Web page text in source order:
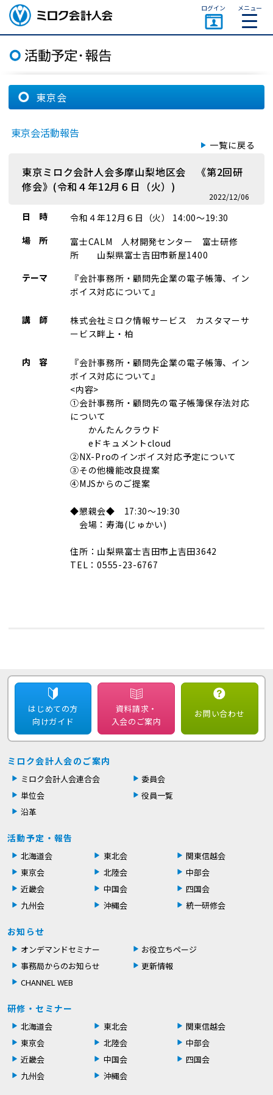
ミロク会計人会 MIROKU
ACCOUNTING PERSON
ASSOCIATION
ログイン メニュー
東京会
東京会活動報告
一覧に戻る
東京ミロク会計人会多摩山梨地区会 《第2回研
修会》(令和４年12月６日（火）)
2022/12/06
日 時
令和４年12月６日（火） 14:00～19:30
場 所
富士CALM 人材開発センター 富士研修
所 山梨県富士吉田市新屋1400
テーマ
『会計事務所・顧問先企業の電子帳簿、イン
ボイス対応について』
講 師
株式会社ミロク情報サービス カスタマーサ
ービス畔上・柏
内 容
『会計事務所・顧問先企業の電子帳簿、イン
ボイス対応について』
<内容>
①会計事務所・顧問先の電子帳簿保存法対応
について
かんたんクラウド
eドキュメントcloud
②NX-Proのインボイス対応予定について
③その他機能改良提案
④MJSからのご提案
◆懇親会◆ 17:30～19:30
会場：寿海(じゅかい)
住所：山梨県富士吉田市上吉田3642
TEL：0555-23-6767
はじめての方
向けガイド
資料請求・
入会のご案内
お問い合わせ
ミロク会計人会のご案内
ミロク会計人会連合会
委員会
単位会
役員一覧
沿革
活動予定・報告
北海道会 東北会
関東信越会
東京会
北陸会
中部会
近畿会
中国会
四国会
九州会
沖縄会 統一研修会
お知らせ
オンデマンドセミナー
お役立ちページ
事務局からのお知らせ
更新情報
CHANNEL WEB
研修・セミナー
北海道会 東北会
関東信越会
東京会
北陸会
中部会
近畿会
中国会
四国会
九州会
沖縄会